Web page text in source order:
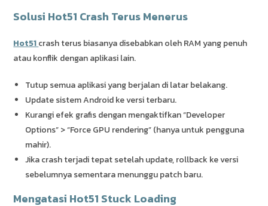
Solusi Hot51 Crash Terus Menerus
Hot51crash terus biasanya disebabkan oleh RAM yang penuh
atau konflik dengan aplikasi lain.
Tutup semua aplikasi yang berjalan di latar belakang.
Update sistem Android ke versi terbaru.
Kurangi efek grafis dengan mengaktifkan “Developer
Options” > “Force GPU rendering” (hanya untuk pengguna
mahir).
Jika crash terjadi tepat setelah update, rollback ke versi
sebelumnya sementara menunggu patch baru.
Mengatasi Hot51 Stuck Loading